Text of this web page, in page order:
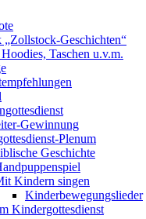
Geschichten“
Taschen u.v.m.
Gewinnung
Plenum
Geschichte
Kindern singen
Kinderbewegungslieder
Kindergottesdienst